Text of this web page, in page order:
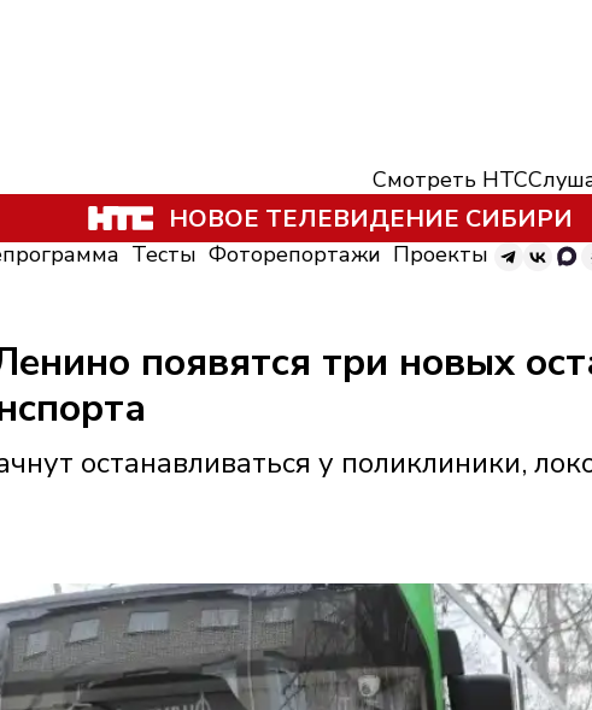
Смотреть НТС
НОВОЕ ТЕЛЕВИДЕНИЕ СИБИРИ
Тесты Фоторепортажи Проекты
появятся три новых
останавливаться у поликлиники,